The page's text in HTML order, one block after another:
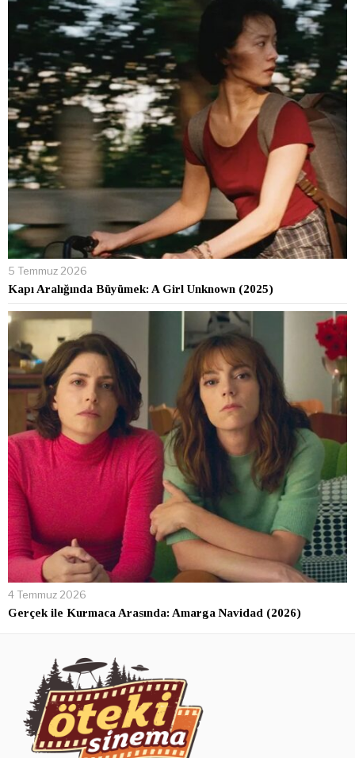
5 Temmuz 2026
Kapı Aralığında Büyümek: A Girl Unknown (2025)
4 Temmuz 2026
Gerçek ile Kurmaca Arasında: Amarga Navidad (2026)